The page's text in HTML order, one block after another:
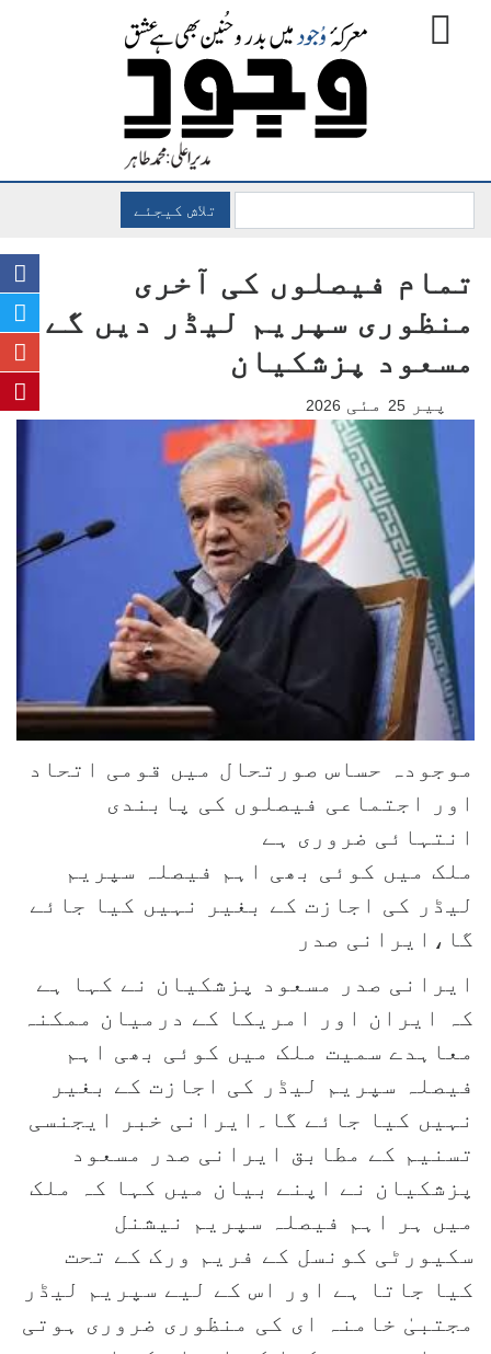
تلاش کیجئے
تمام فیصلوں کی آخری
منظوری سپریم لیڈر دیں گے،
مسعود پزشکیان
پیر 25 مئی 2026
موجودہ حساس صورتحال میں قومی اتحاد
اور اجتماعی فیصلوں کی پابندی
انتہائی ضروری ہے
ملک میں کوئی بھی اہم فیصلہ سپریم
لیڈر کی اجازت کے بغیر نہیں کیا جائے
گا،ایرانی صدر
ایرانی صدر مسعود پزشکیان نے کہا ہے
کہ ایران اور امریکا کے درمیان ممکنہ
معاہدے سمیت ملک میں کوئی بھی اہم
فیصلہ سپریم لیڈر کی اجازت کے بغیر
نہیں کیا جائے گا۔ایرانی خبر ایجنسی
تسنیم کے مطابق ایرانی صدر مسعود
پزشکیان نے اپنے بیان میں کہا کہ ملک
میں ہر اہم فیصلہ سپریم نیشنل
سکیورٹی کونسل کے فریم ورک کے تحت
کیا جاتا ہے اور اس کے لیے سپریم لیڈر
مجتبیٰ خامنہ ای کی منظوری ضروری ہوتی